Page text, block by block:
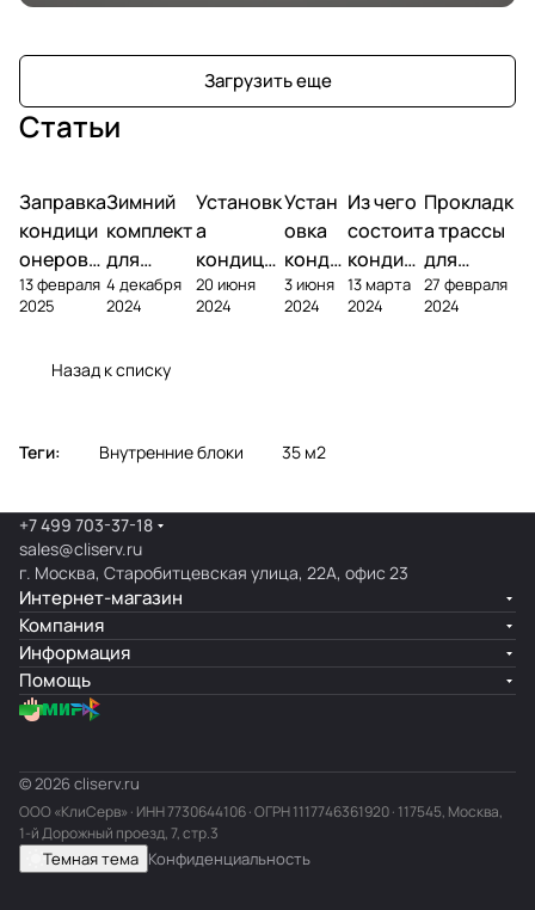
Загрузить еще
Статьи
Заправка
кондици
онеров
фреоном
13 февраля
2025
Зимний
комплект
для
кондици
онера
4 декабря
2024
Установк
а
кондици
онера на
фасаде
20 июня
2024
Устан
овка
конди
ционе
ра
3 июня
2024
Из чего
состоит
кондиц
ионер?
13 марта
2024
Прокладк
а трассы
для
кондицио
нера
27 февраля
2024
Назад к списку
Теги: Внутренние блоки 35 м2
+7 499 703-37-18
sales@cliserv.ru
г. Москва, Старобитцевская улица, 22А, офис 23
Интернет-магазин
Компания
Информация
Помощь
© 2026 cliserv.ru
ООО «КлиСерв» · ИНН7730644106· ОГРН 1117746361920 · 117545, Москва,
1-й Дорожный проезд, 7, стр.3
Темная тема Конфиденциальность